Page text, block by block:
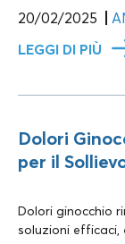
20/02/2025
LEGGI DI PIÙ
Dolori
per il
Dolori ginocchio
soluzioni